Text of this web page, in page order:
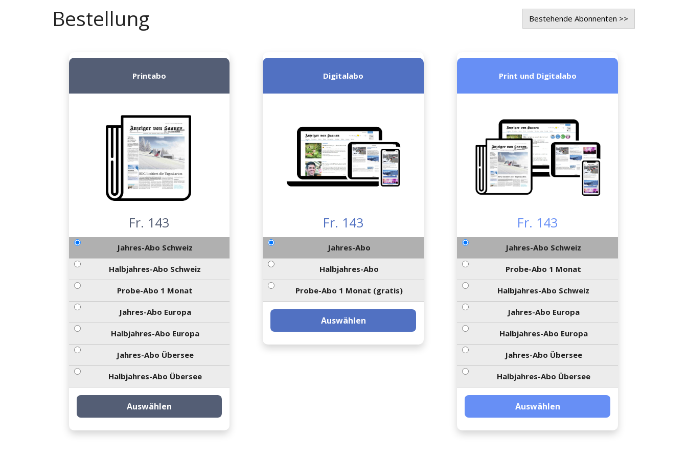
Bestellung Bestehende Abonnenten >>
Printabo
Fr. 143
Jahres-Abo Schweiz
Halbjahres-Abo Schweiz
Probe-Abo 1 Monat
Jahres-Abo Europa
Halbjahres-Abo Europa
Jahres-Abo Übersee
Halbjahres-Abo Übersee
Auswählen
Digitalabo
Fr. 143
Jahres-Abo
Halbjahres-Abo
Probe-Abo 1 Monat (gratis)
Auswählen
Print und Digitalabo
Fr. 143
Jahres-Abo Schweiz
Probe-Abo 1 Monat
Halbjahres-Abo Schweiz
Jahres-Abo Europa
Halbjahres-Abo Europa
Jahres-Abo Übersee
Halbjahres-Abo Übersee
Auswählen